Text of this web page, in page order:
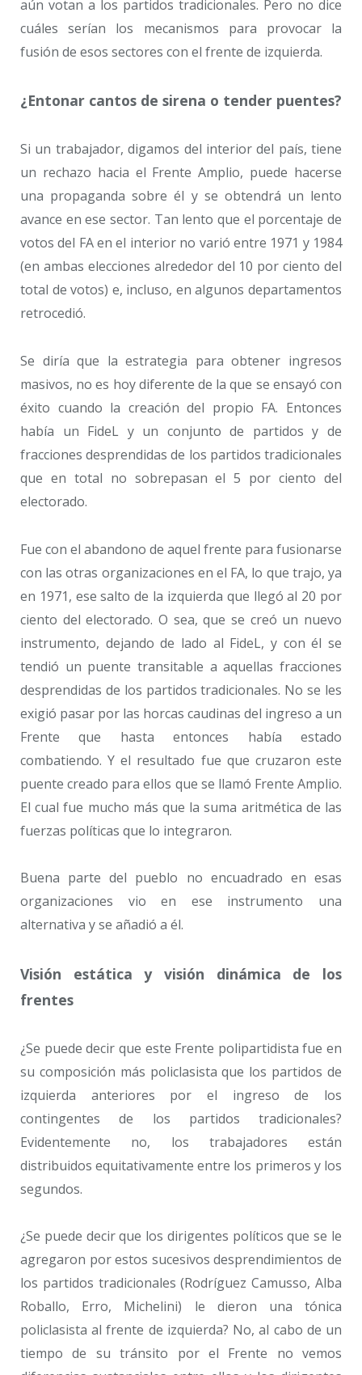
aún votan a los partidos tradicionales. Pero no dice
cuáles serían los mecanismos para provocar la
fusión de esos sectores con el frente de izquierda.
¿Entonar cantos de sirena o tender puentes?
Si un trabajador, digamos del interior del país, tiene
un rechazo hacia el Frente Amplio, puede hacerse
una propaganda sobre él y se obtendrá un lento
avance en ese sector. Tan lento que el porcentaje de
votos del FA en el interior no varió entre 1971 y 1984
(en ambas elecciones alrededor del 10 por ciento del
total de votos) e, incluso, en algunos departamentos
retrocedió.
Se diría que la estrategia para obtener ingresos
masivos, no es hoy diferente de la que se ensayó con
éxito cuando la creación del propio FA. Entonces
había un FideL y un conjunto de partidos y de
fracciones desprendidas de los partidos tradicionales
que en total no sobrepasan el 5 por ciento del
electorado.
Fue con el abandono de aquel frente para fusionarse
con las otras organizaciones en el FA, lo que trajo, ya
en 1971, ese salto de la izquierda que llegó al 20 por
ciento del electorado. O sea, que se creó un nuevo
instrumento, dejando de lado al FideL, y con él se
tendió un puente transitable a aquellas fracciones
desprendidas de los partidos tradicionales. No se les
exigió pasar por las horcas caudinas del ingreso a un
Frente que hasta entonces había estado
combatiendo. Y el resultado fue que cruzaron este
puente creado para ellos que se llamó Frente Amplio.
El cual fue mucho más que la suma aritmética de las
fuerzas políticas que lo integraron.
Buena parte del pueblo no encuadrado en esas
organizaciones vio en ese instrumento una
alternativa y se añadió a él.
Visión estática y visión dinámica de los
frentes
¿Se puede decir que este Frente polipartidista fue en
su composición más policlasista que los partidos de
izquierda anteriores por el ingreso de los
contingentes de los partidos tradicionales?
Evidentemente no, los trabajadores están
distribuidos equitativamente entre los primeros y los
segundos.
¿Se puede decir que los dirigentes políticos que se le
agregaron por estos sucesivos desprendimientos de
los partidos tradicionales (Rodríguez Camusso, Alba
Roballo, Erro, Michelini) le dieron una tónica
policlasista al frente de izquierda? No, al cabo de un
tiempo de su tránsito por el Frente no vemos